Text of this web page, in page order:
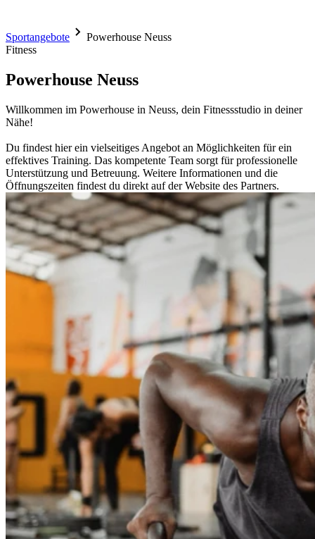
Sportangebote
Powerhouse Neuss
Fitness
Powerhouse Neuss
Willkommen im Powerhouse in Neuss, dein Fitnessstudio in deiner
Nähe!
Du findest hier ein vielseitiges Angebot an Möglichkeiten für ein
effektives Training. Das kompetente Team sorgt für professionelle
Unterstützung und Betreuung. Weitere Informationen und die
Öffnungszeiten findest du direkt auf der Website des Partners.